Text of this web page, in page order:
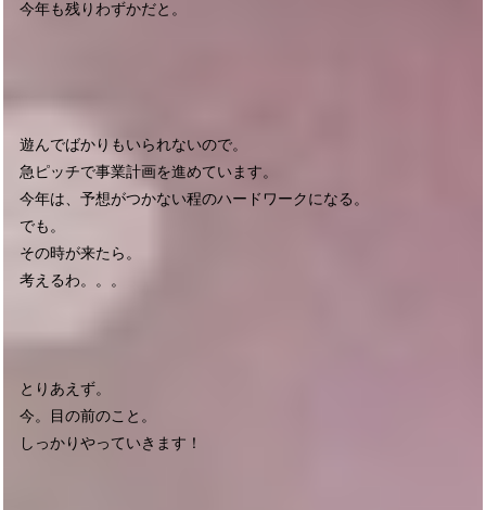
今年も残りわずかだと。
遊んでばかりもいられないので。
急ピッチで事業計画を進めています。
今年は、予想がつかない程のハードワークになる。
でも。
その時が来たら。
考えるわ。。。
とりあえず。
今。目の前のこと。
しっかりやっていきます！